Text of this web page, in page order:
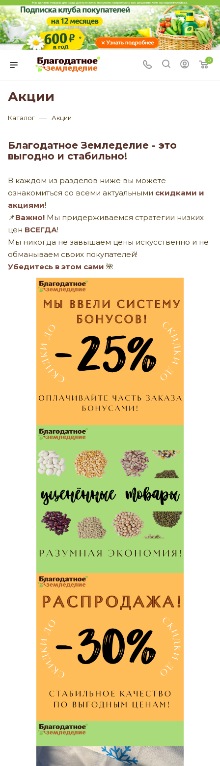
0
Акции
Каталог — Акции
Благодатное Земледелие - это
выгодно и стабильно!
В каждом из разделов ниже вы можете
ознакомиться со всеми актуальными скидками и
акциями!
📌Важно! Мы придерживаемся стратегии низких
цен ВСЕГДА!
Мы никогда не завышаем цены искусственно и не
обманываем своих покупателей!
Убедитесь в этом сами 🌺